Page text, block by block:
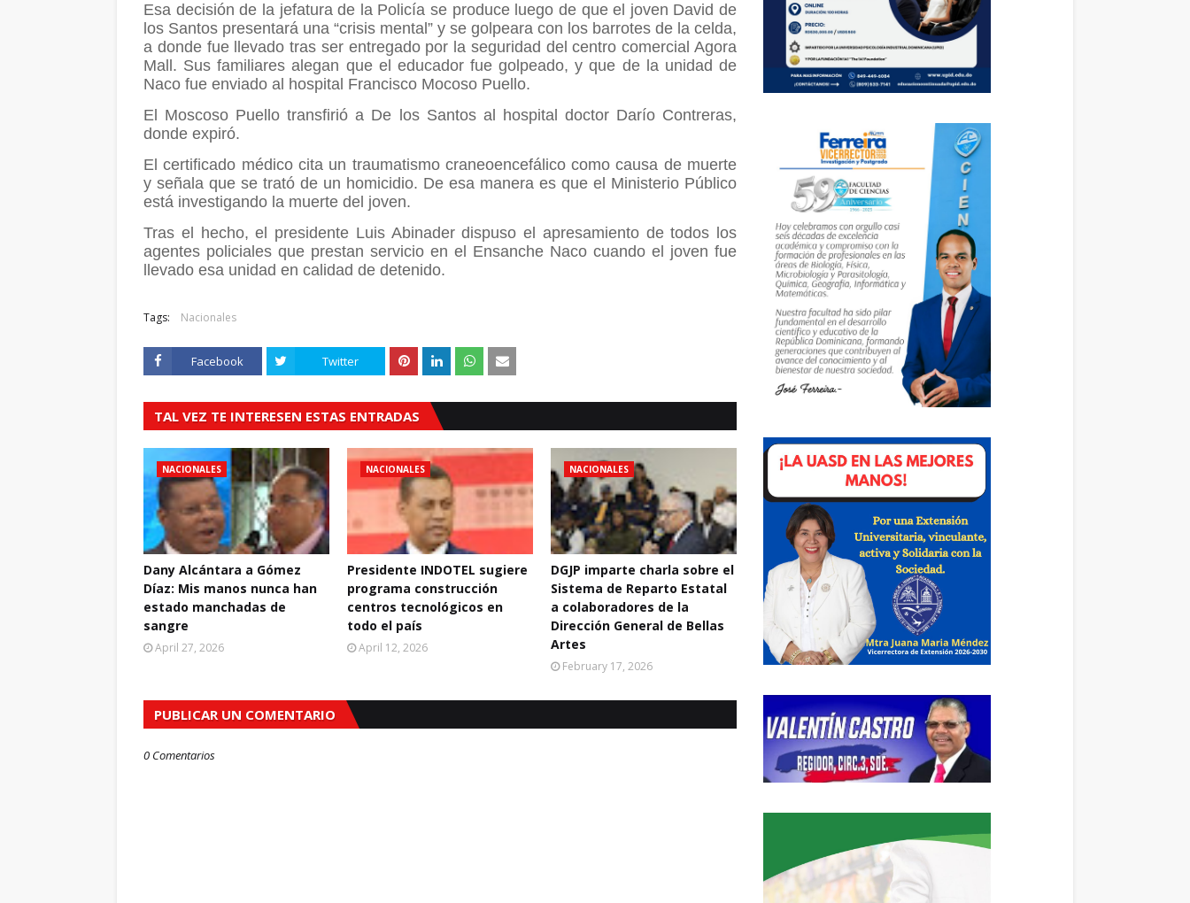
Esa decisión de la jefatura de la Policía se produce luego de que el joven David de
los Santos presentará una “crisis mental” y se golpeara con los barrotes de la celda,
a donde fue llevado tras ser entregado por la seguridad del centro comercial Agora
Mall. Sus familiares alegan que el educador fue golpeado, y que de la unidad de
Naco fue enviado al hospital Francisco Mocoso Puello.
El Moscoso Puello transfirió a De los Santos al hospital doctor Darío Contreras,
donde expiró.
El certificado médico cita un traumatismo craneoencefálico como causa de muerte
y señala que se trató de un homicidio. De esa manera es que el Ministerio Público
está investigando la muerte del joven.
Tras el hecho, el presidente Luis Abinader dispuso el apresamiento de todos los
agentes policiales que prestan servicio en el Ensanche Naco cuando el joven fue
llevado esa unidad en calidad de detenido.
Tags: Nacionales
Facebook Twitter
TAL VEZ TE INTERESEN ESTAS ENTRADAS
NACIONALES
Dany Alcántara a Gómez
Díaz: Mis manos nunca han
estado manchadas de
sangre
April 27, 2026
NACIONALES
Presidente INDOTEL sugiere
programa construcción
centros tecnológicos en
todo el país
April 12, 2026
NACIONALES
DGJP imparte charla sobre el
Sistema de Reparto Estatal
a colaboradores de la
Dirección General de Bellas
Artes
February 17, 2026
PUBLICAR UN COMENTARIO
0 Comentarios